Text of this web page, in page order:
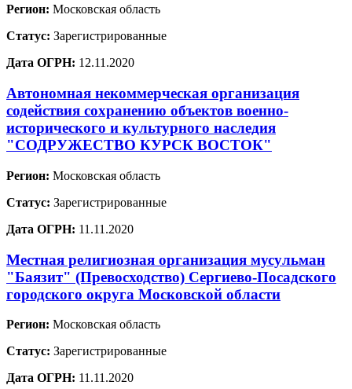
Регион: Московская область
Статус: Зарегистрированные
Дата ОГРН: 12.11.2020
Автономная некоммерческая организация
содействия сохранению объектов военно-
исторического и культурного наследия
"СОДРУЖЕСТВО КУРСК ВОСТОК"
Регион: Московская область
Статус: Зарегистрированные
Дата ОГРН: 11.11.2020
Местная религиозная организация мусульман
"Баязит" (Превосходство) Сергиево-Посадского
городского округа Московской области
Регион: Московская область
Статус: Зарегистрированные
Дата ОГРН: 11.11.2020